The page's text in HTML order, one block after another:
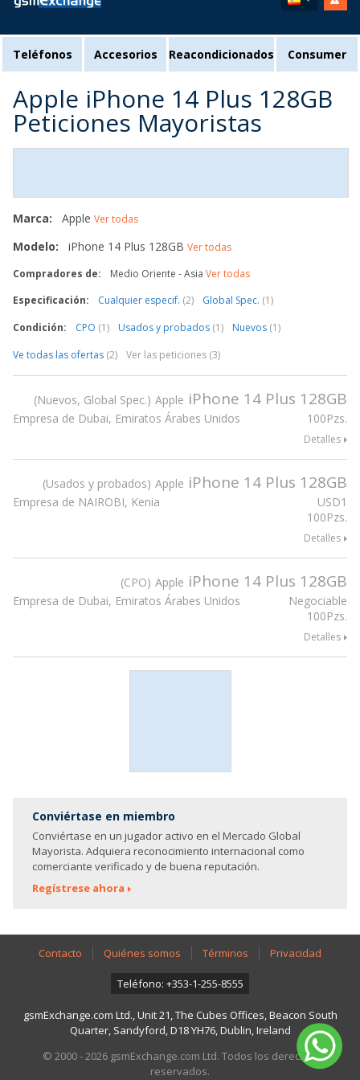
Teléfonos Accesorios Reacondicionados Consumer
Apple iPhone 14 Plus 128GB
Peticiones Mayoristas
Marca: Apple Ver todas
Modelo: iPhone 14 Plus 128GB Ver todas
Compradores de:
Medio Oriente - Asia Ver todas
Especificación:
Cualquier especif. (2) Global Spec. (1)
Condición:
CPO (1) Usados y probados (1) Nuevos (1)
Ve todas las ofertas (2) Ver las peticiones (3)
Nuevos, Global Spec. Apple iPhone 14 Plus 128GB
100Pzs.
Empresa de Dubai, Emiratos Árabes Unidos
Detalles
Usados y probados Apple iPhone 14 Plus 128GB
USD1
100Pzs.
Empresa de NAIROBI, Kenia
Detalles
CPO Apple iPhone 14 Plus 128GB
Negociable
100Pzs.
Empresa de Dubai, Emiratos Árabes Unidos
Detalles
Conviértase en miembro
Conviértase en un jugador activo en el Mercado Global
Mayorista. Adquiera reconocimiento internacional como
comerciante verificado y de buena reputación.
Regístrese ahora
Contacto Quiénes somos Términos Privacidad
Teléfono: +353-1-255-8555
gsmExchange.com Ltd., Unit 21, The Cubes Offices, Beacon South
Quarter, Sandyford, D18 YH76, Dublin, Ireland
© 2000 - 2026 gsmExchange.com Ltd. Todos los derechos
reservados.